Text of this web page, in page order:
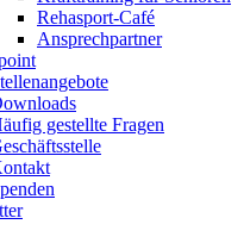
Rehasport-Café
Ansprechpartner
gestellte Fragen